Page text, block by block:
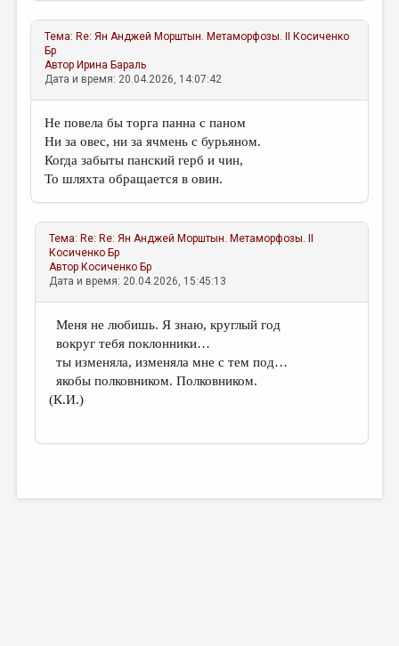
ЦИКЛЫ ПУБЛИКАЦИЙ
ТРЕДИАКОВСКИЙ
МЕДИА
ВКОНТАКТЕ
Тема: Re: Ян Анджей Морштын. Метаморфозы. II
Косиченко
Бр
Автор Ирина Бараль
Дата и время: 20.04.2026, 14:07:42
Не повела бы торга панна с паном
Ни за овес, ни за ячмень с бурьяном.
Когда забыты панский герб и чин,
То шляхта обращается в овин.
Тема: Re: Re: Ян Анджей Морштын. Метаморфозы. II
Косиченко Бр
Автор Косиченко Бр
Дата и время: 20.04.2026, 15:45:13
Меня не любишь. Я знаю, круглый год
вокруг тебя поклонники…
ты изменяла, изменяла мне с тем под…
якобы полковником. Полковником.
(К.И.)